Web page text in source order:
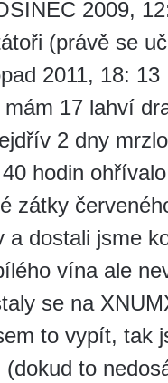
2009,
(právě se
2011, 18: 13
mám 17 lahví
2 dny
hodin
zátky
a dostali jsme
vína ale
se na
to vypít, tak
(dokud to